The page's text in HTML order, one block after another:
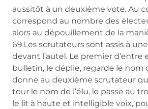
aussitôt à un deuxième vote. Au
correspond au nombre des
alors au dépouillement de la
69.Les scrutateurs sont assis à
devant l’autel. Le premier d’entre
bulletin, le déplie, regarde le nom
donne au deuxième scrutateur
tour le nom de l’élu, le passe au
le lit à haute et intelligible voix,